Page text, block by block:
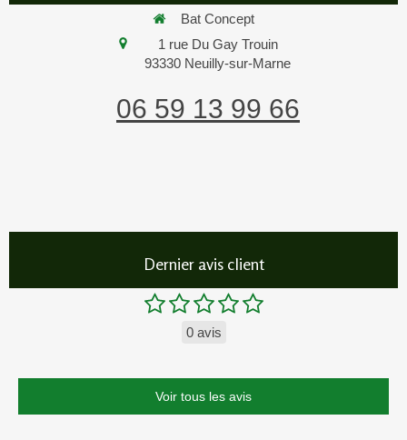
Bat Concept
1 rue Du Gay Trouin
93330 Neuilly-sur-Marne
06 59 13 99 66
Dernier avis client
0 avis
Voir tous les avis